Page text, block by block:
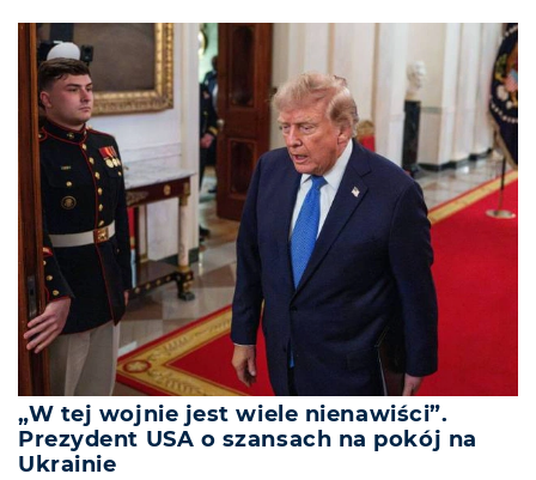
„W tej wojnie jest wiele nienawiści”.
Prezydent USA o szansach na pokój na
Ukrainie